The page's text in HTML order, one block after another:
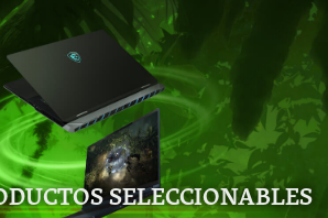
SELECCIONABLES